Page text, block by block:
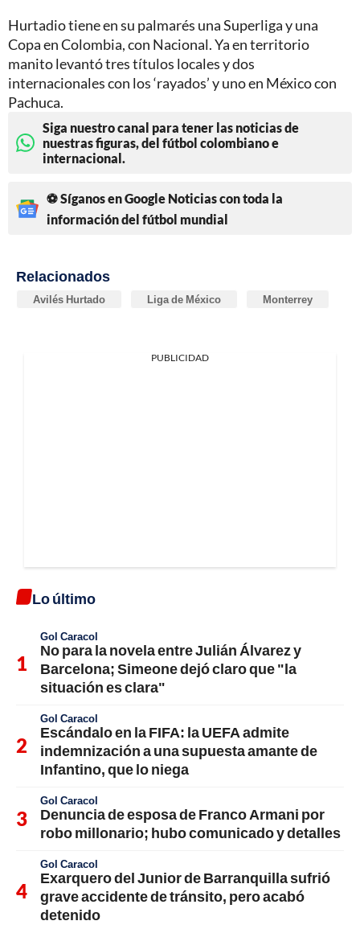
Hurtadio tiene en su palmarés una Superliga y una
Copa en Colombia, con Nacional. Ya en territorio
manito levantó tres títulos locales y dos
internacionales con los ‘rayados’ y uno en México con
Pachuca.
Siga nuestro canal para tener las noticias de
nuestras figuras, del fútbol colombiano e
internacional.
⚽ Síganos en Google Noticias con toda la
información del fútbol mundial
Relacionados
Avilés Hurtado Liga de México Monterrey
PUBLICIDAD
Lo último
Gol Caracol
No para la novela entre Julián Álvarez y
Barcelona; Simeone dejó claro que "la
situación es clara"
Gol Caracol
Escándalo en la FIFA: la UEFA admite
indemnización a una supuesta amante de
Infantino, que lo niega
Gol Caracol
Denuncia de esposa de Franco Armani por
robo millonario; hubo comunicado y detalles
Gol Caracol
Exarquero del Junior de Barranquilla sufrió
grave accidente de tránsito, pero acabó
detenido